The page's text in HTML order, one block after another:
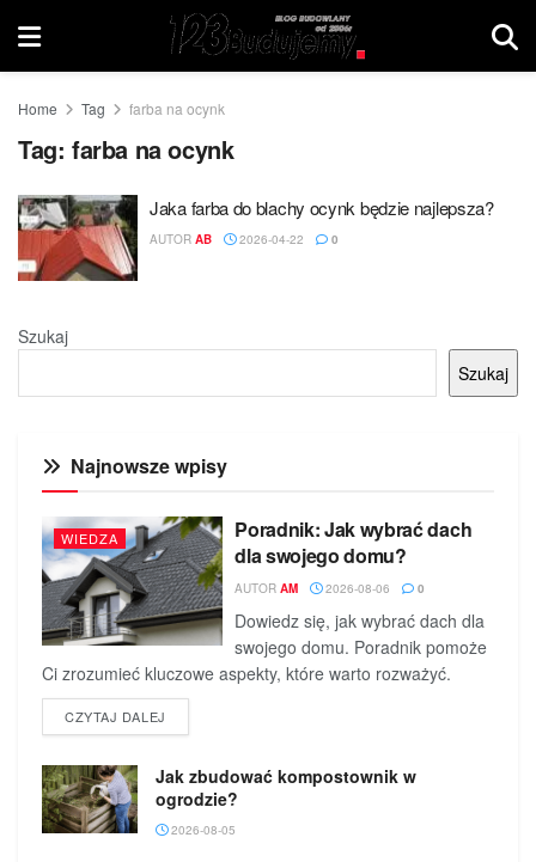
Home Tag farba na ocynk
Tag: farba na ocynk
Jaka farba do blachy ocynk będzie najlepsza?
AUTOR AB 2026-04-22 0
Szukaj
Szukaj
Najnowsze wpisy
WIEDZA
Poradnik: Jak wybrać dach
dla swojego domu?
AUTOR AM 2026-08-06 0
Dowiedz się, jak wybrać dach dla
swojego domu. Poradnik pomoże
Ci zrozumieć kluczowe aspekty, które warto rozważyć.
CZYTAJ DALEJ
Jak zbudować kompostownik w
ogrodzie?
2026-08-05